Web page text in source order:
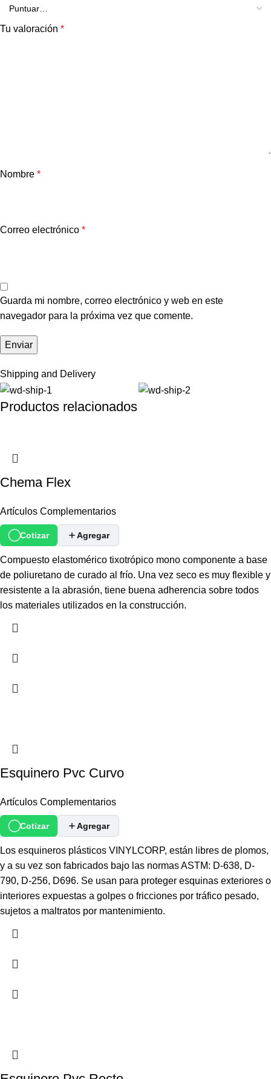
Tu valoración *
Nombre *
Correo electrónico *
Guarda mi nombre, correo electrónico y web en este
navegador para la próxima vez que comente.
Shipping and Delivery
Productos relacionados
Chema Flex
Artículos Complementarios
Cotizar Agregar
Compuesto elastomérico tixotrópico mono componente a base
de poliuretano de curado al frío. Una vez seco es muy flexible y
resistente a la abrasión, tiene buena adherencia sobre todos
los materiales utilizados en la construcción.
Esquinero Pvc Curvo
Artículos Complementarios
Cotizar Agregar
Los esquineros plásticos VINYLCORP, están libres de plomos,
y a su vez son fabricados bajo las normas ASTM: D-638, D-
790, D-256, D696. Se usan para proteger esquinas exteriores o
interiores expuestas a golpes o fricciones por tráfico pesado,
sujetos a maltratos por mantenimiento.